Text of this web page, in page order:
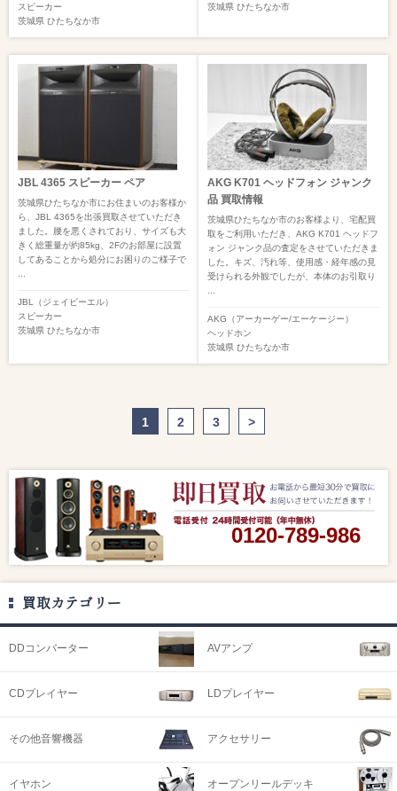
スピーカー
茨城県 ひたちなか市
茨城県 ひたちなか市
JBL 4365 スピーカー ペア
茨城県ひたちなか市にお住まいのお客様か
ら、JBL 4365を出張買取させていただき
ました。腰を悪くされており、サイズも大
きく総重量が約85kg、2Fのお部屋に設置
してあることから処分にお困りのご様子で
JBL（ジェイビーエル）
スピーカー
茨城県 ひたちなか市
AKG K701 ヘッドフォン ジャンク
品 買取情報
茨城県ひたちなか市のお客様より、宅配買
取をご利用いただき、AKG K701 ヘッドフ
ォン ジャンク品の査定をさせていただきま
した。キズ、汚れ等、使用感・経年感の見
受けられる外観でしたが、本体のお引取り
AKG（アーカーゲー/エーケージー）
ヘッドホン
茨城県 ひたちなか市
1 2 3 >
0120-789-986
買取カテゴリー
DDコンバーター AVアンプ
CDプレイヤー LDプレイヤー
その他音響機器 アクセサリー
イヤホン オープンリールデッキ